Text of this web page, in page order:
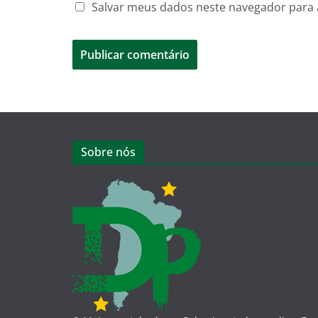
Salvar meus dados neste navegador
Sobre nós